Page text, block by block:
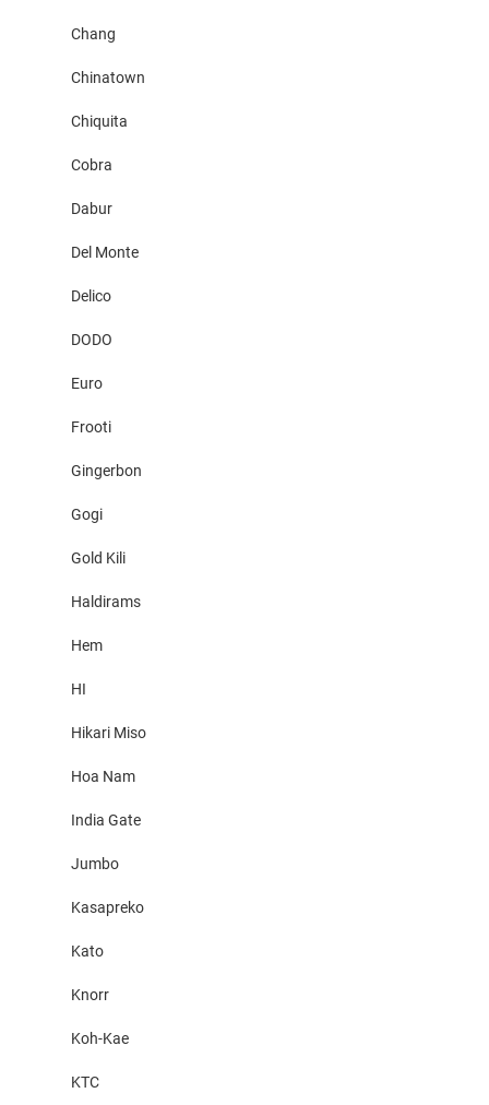
Chang
Chinatown
Chiquita
Cobra
Dabur
Del Monte
Delico
DODO
Euro
Frooti
Gingerbon
Gogi
Gold Kili
Haldirams
Hem
HI
Hikari Miso
Hoa Nam
India Gate
Jumbo
Kasapreko
Kato
Knorr
Koh-Kae
KTC